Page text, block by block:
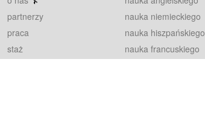
partnerzy
praca
staż
nauka niemieckiego
nauka hiszpańskiego
nauka francuskiego